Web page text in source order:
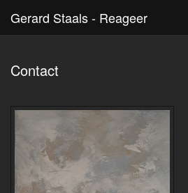
Gerard Staals - Reageer
Contact